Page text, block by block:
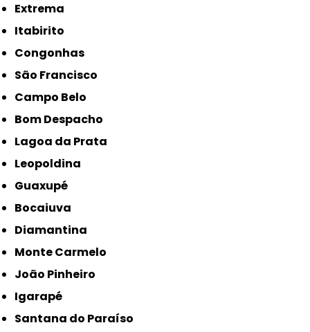
Extrema
Itabirito
Congonhas
São Francisco
Campo Belo
Bom Despacho
Lagoa da Prata
Leopoldina
Guaxupé
Bocaiuva
Diamantina
Monte Carmelo
João Pinheiro
Igarapé
Santana do Paraíso